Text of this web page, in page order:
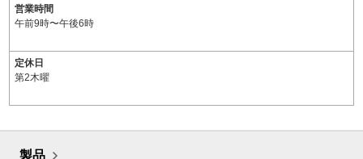
営業時間
午前9時〜午後6時
定休日
第2木曜
製品